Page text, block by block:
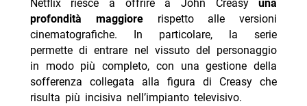
Netflix riesce a offrire a John Creasyuna
profondità maggiorerispetto alle versioni
cinematografiche. In particolare, la serie
permette di entrare nel vissuto del personaggio
in modo più completo, con una gestione della
sofferenza collegata alla figura di Creasy che
risulta più incisiva nell’impianto televisivo.